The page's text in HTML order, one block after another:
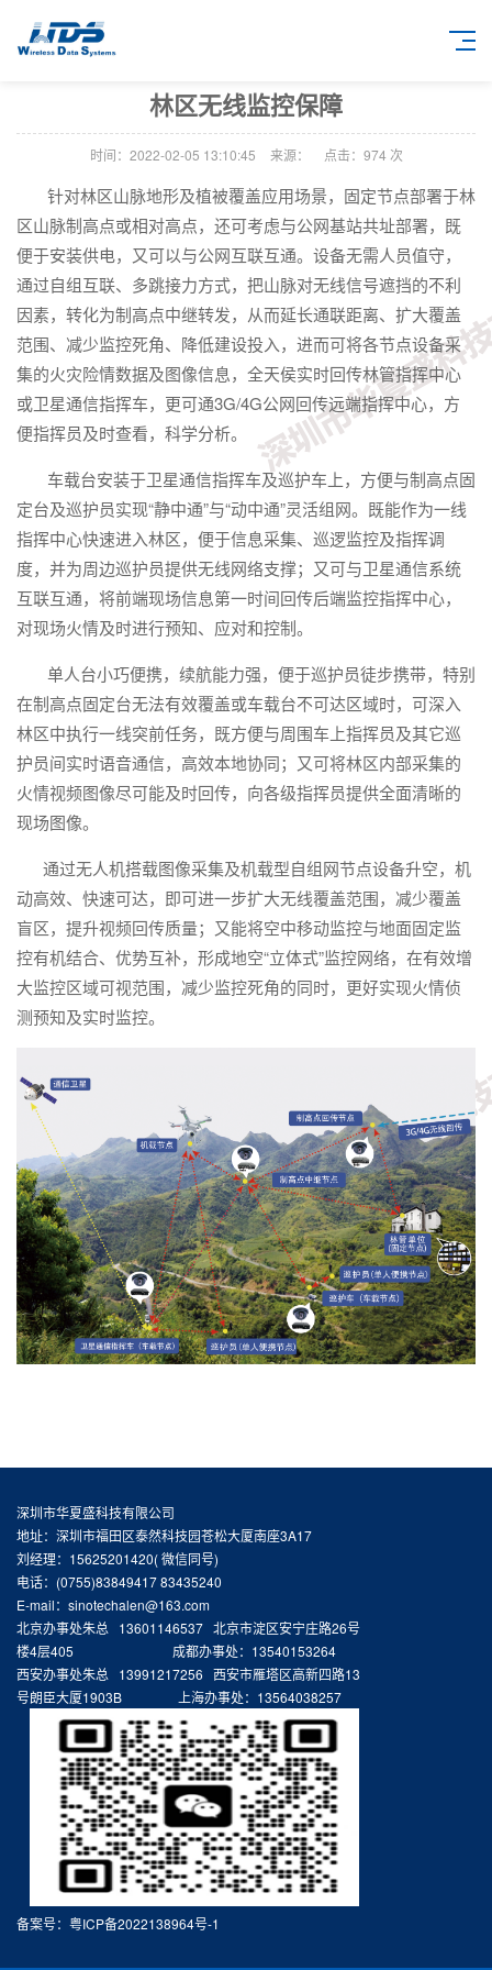
林区无线监控保障
时间：2022-02-05 13:10:45 来源： 点击： 974 次
针对林区山脉地形及植被覆盖应用场景，固定节点部署于林
区山脉制高点或相对高点，还可考虑与公网基站共址部署，既
便于安装供电，又可以与公网互联互通。设备无需人员值守，
通过自组互联、多跳接力方式，把山脉对无线信号遮挡的不利
因素，转化为制高点中继转发，从而延长通联距离、扩大覆盖
范围、减少监控死角、降低建设投入，进而可将各节点设备采
集的火灾险情数据及图像信息，全天侯实时回传林管指挥中心
或卫星通信指挥车，更可通3G/4G公网回传远端指挥中心，方
便指挥员及时查看，科学分析。
车载台安装于卫星通信指挥车及巡护车上，方便与制高点固
定台及巡护员实现“静中通”与“动中通”灵活组网。既能作为一线
指挥中心快速进入林区，便于信息采集、巡逻监控及指挥调
度，并为周边巡护员提供无线网络支撑；又可与卫星通信系统
互联互通，将前端现场信息第一时间回传后端监控指挥中心，
对现场火情及时进行预知、应对和控制。
单人台小巧便携，续航能力强，便于巡护员徒步携带，特别
在制高点固定台无法有效覆盖或车载台不可达区域时，可深入
林区中执行一线突前任务，既方便与周围车上指挥员及其它巡
护员间实时语音通信，高效本地协同；又可将林区内部采集的
火情视频图像尽可能及时回传，向各级指挥员提供全面清晰的
现场图像。
通过无人机搭载图像采集及机载型自组网节点设备升空，机
动高效、快速可达，即可进一步扩大无线覆盖范围，减少覆盖
盲区，提升视频回传质量；又能将空中移动监控与地面固定监
控有机结合、优势互补，形成地空“立体式”监控网络，在有效增
大监控区域可视范围，减少监控死角的同时，更好实现火情侦
测预知及实时监控。
深圳市华夏盛科技有限公司
地址：深圳市福田区泰然科技园苍松大厦南座3A17
刘经理：15625201420( 微信同号)
电话：(0755)83849417 83435240
E-mail：sinotechalen@163.com
北京办事处朱总 13601146537 北京市淀区安宁庄路26号
楼4层405 成都办事处：13540153264
西安办事处朱总 13991217256 西安市雁塔区高新四路13
号朗臣大厦1903B 上海办事处：13564038257
备案号： 粤ICP备2022138964号-1